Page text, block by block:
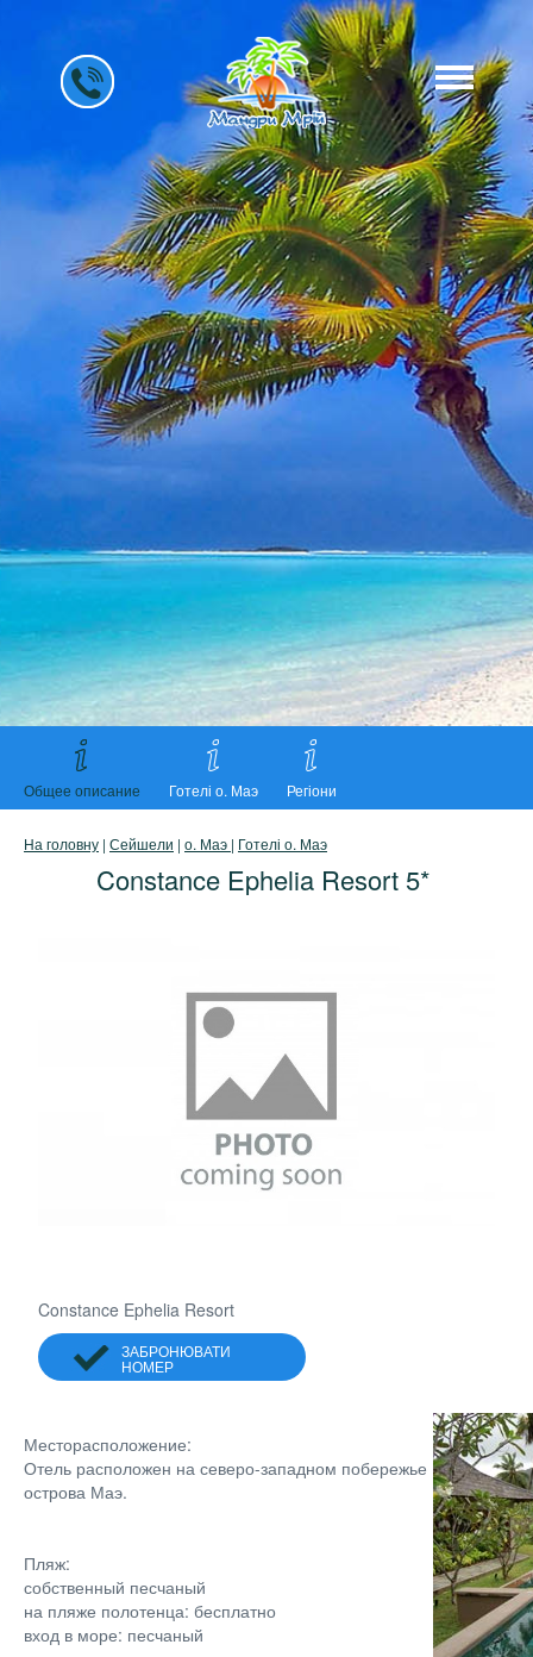
Общее описание Готелі о. Маэ Регіони
На головну | Сейшели | о. Маэ | Готелі о. Маэ
Constance Ephelia Resort 5*
Constance Ephelia Resort
ЗАБРОНЮВАТИ
НОМЕР
Месторасположение:
Отель расположен на северо-западном побережье
острова Маэ.
Пляж:
собственный песчаный
на пляже полотенца: бесплатно
вход в море: песчаный